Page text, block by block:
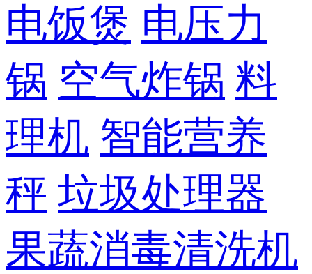
电饭煲 电压力
锅 空气炸锅 料
理机 智能营养
秤 垃圾处理器
果蔬消毒清洗机